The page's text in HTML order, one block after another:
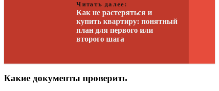
Читать далее:
Как не растеряться и
купить квартиру: понятный
план для первого или
второго шага
Какие документы проверить